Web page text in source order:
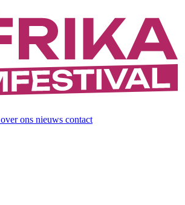
over ons nieuws contact